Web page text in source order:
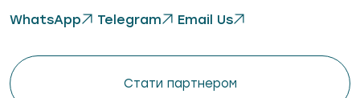
WhatsApp Telegram Email Us
Стати партнером